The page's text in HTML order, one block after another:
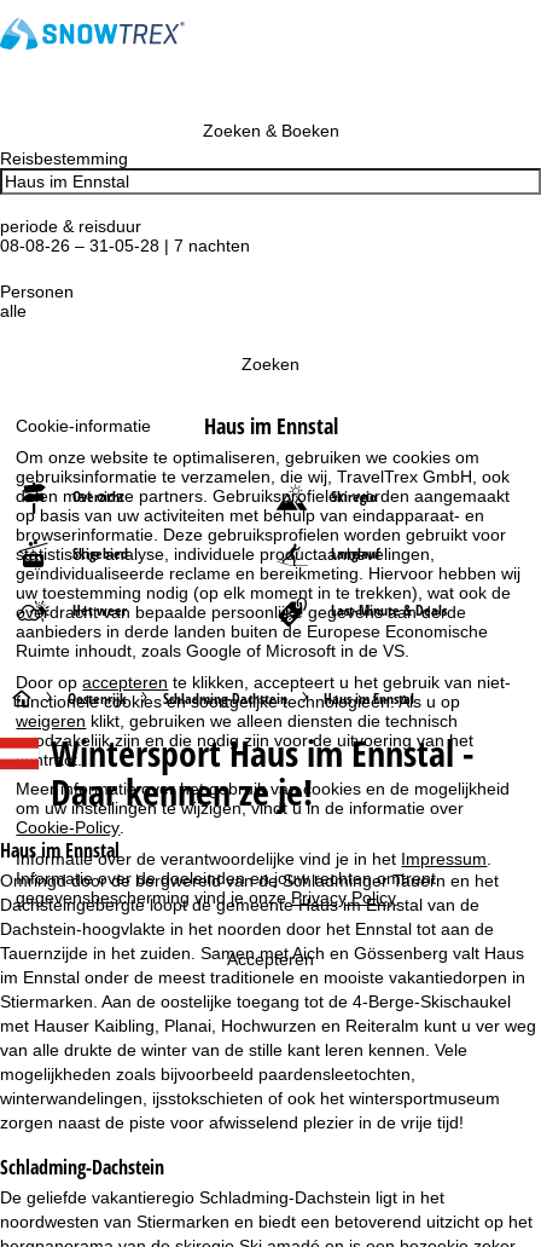
Cookie-informatie
Om onze website te optimaliseren, gebruiken we cookies om
gebruiksinformatie te verzamelen, die wij, TravelTrex GmbH, ook
delen met onze partners. Gebruiksprofielen worden aangemaakt
op basis van uw activiteiten met behulp van eindapparaat- en
browserinformatie. Deze gebruiksprofielen worden gebruikt voor
statistische analyse, individuele productaanbevelingen,
geïndividualiseerde reclame en bereikmeting. Hiervoor hebben wij
uw toestemming nodig (op elk moment in te trekken), wat ook de
overdracht van bepaalde persoonlijke gegevens aan derde
aanbieders in derde landen buiten de Europese Economische
Ruimte inhoudt, zoals Google of Microsoft in de VS.
Door opaccepteren te klikken, accepteert u het gebruik van niet-
functionele cookies en soortgelijke technologieën. Als u op
weigeren klikt, gebruiken we alleen diensten die technisch
noodzakelijk zijn en die nodig zijn voor de uitvoering van het
contract.
Meer informatie over het gebruik van cookies en de mogelijkheid
om uw instellingen te wijzigen, vindt u in de informatie over
Cookie-Policy
Informatie over de verantwoordelijke vind je in het Impressum
Informatie over de doeleinden en jouw rechten omtrent
gegevensbescherming vind je onze Privacy Policy
Accepteren
Zoeken & Boeken
Reisbestemming
periode & reisduur
08-08-26 – 31-05-28 | 7 nachten
Personen
alle
Zoeken
Haus im Ennstal
Overzicht Skiregio
Skigebied Langlauf
Het weer Last-Minute & Deals
S
t
a
r
t
g
i
a
Oostenrijk Schladming-Dachstein Haus im Ennstal
WintersportHaus im Ennstal -
Daar kennen ze je!
Haus im Ennstal
Omringd door de bergwereld van de Schladminger Tauern en het
Dachsteingebergte loopt de gemeente Haus im Ennstal van de
Dachstein-hoogvlakte in het noorden door het Ennstal tot aan de
Tauernzijde in het zuiden. Samen met Aich en Gössenberg valt Haus
im Ennstal onder de meest traditionele en mooiste vakantiedorpen in
Stiermarken. Aan de oostelijke toegang tot de 4-Berge-Skischaukel
met Hauser Kaibling, Planai, Hochwurzen en Reiteralm kunt u ver weg
van alle drukte de winter van de stille kant leren kennen. Vele
mogelijkheden zoals bijvoorbeeld paardensleetochten,
winterwandelingen, ijsstokschieten of ook het wintersportmuseum
zorgen naast de piste voor afwisselend plezier in de vrije tijd!
Schladming-Dachstein
De geliefde vakantieregio Schladming-Dachstein ligt in het
noordwesten van Stiermarken en biedt een betoverend uitzicht op het